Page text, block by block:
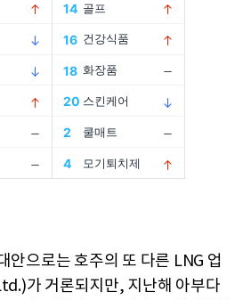
안으로는 호주의 또 다른 LNG 업
가 거론되지만, 지난해 아부다